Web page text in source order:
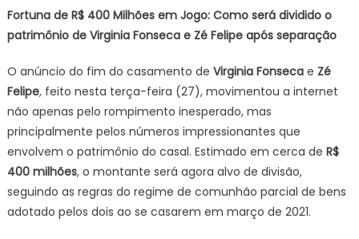
será
dividido
patrimônio
de
Virginia
Fonseca
e
Zé
Felipe
após
Fortuna de R$ 400 Milhões em Jogo: Como será dividido o
patrimônio de Virginia Fonseca e Zé Felipe após separação
O anúncio do fim do casamento de Virginia Fonsecae Zé
Felipe, feito nesta terça-feira (27), movimentou a internet
não apenas pelo rompimento inesperado, mas
principalmente pelos números impressionantes que
envolvem o patrimônio do casal. Estimado em cerca de R$
400 milhões, o montante será agora alvo de divisão,
seguindo as regras do regime de comunhão parcial de bens
adotado pelos dois ao se casarem em março de 2021.